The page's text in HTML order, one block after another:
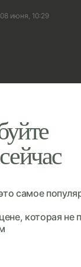
08 июня, 10:29
cамое
которая